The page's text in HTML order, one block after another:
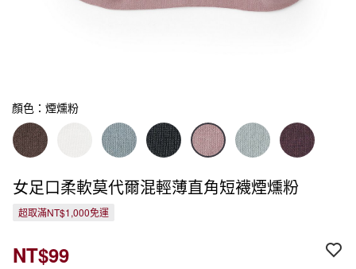
顏色：煙燻粉
女足口柔軟莫代爾混輕薄直角短襪煙燻粉
超取滿NT$1,000免運
NT$99